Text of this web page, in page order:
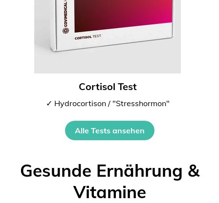
Cortisol Test
✓ Hydrocortison / "Stresshormon"
Alle Tests ansehen
Gesunde Ernährung &
Vitamine